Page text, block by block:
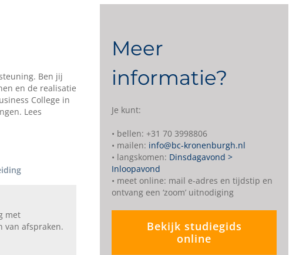
Ben jij
en de realisatie
College in
Lees
met
van afspraken.
Meer
informatie?
Je kunt:
• bellen: +31 70 3998806
• mailen: info@bc-kronenburgh.nl
• langskomen: Dinsdagavond >
Inloopavond
• meet online: mail e-adres en tijdstip en
ontvang een ‘zoom’ uitnodiging
Bekijk studiegids
online